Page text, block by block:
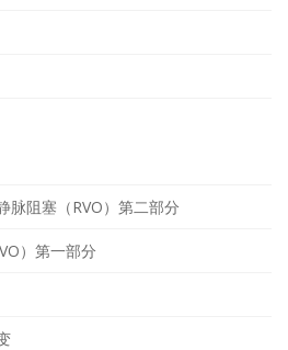
脉阻塞（RVO）第二部分
）第一部分